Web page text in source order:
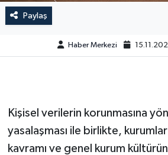
Paylaş
Haber Merkezi
Kişisel verilerin korunmasına
yasalaşması ile birlikte,
kavramı ve genel kurum